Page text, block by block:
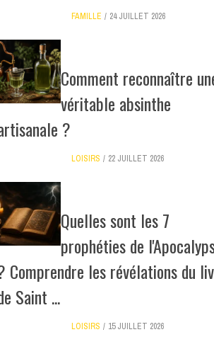
FAMILLE 24 JUILLET 2026
Comment reconnaître
véritable absinthe
?
LOISIRS 22 JUILLET 2026
Quelles sont les 7
prophéties de
Comprendre les révélations du
Saint ...
LOISIRS 15 JUILLET 2026